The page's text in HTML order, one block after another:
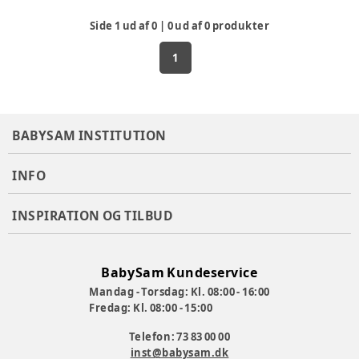
Side 1 ud af0 0ud af0 produkter
1
BABYSAM INSTITUTION
INFO
INSPIRATION OG TILBUD
BabySam Kundeservice
Mandag - Torsdag: Kl. 08:00 - 16:00
Fredag: Kl. 08:00 - 15:00
Telefon: 73 83 00 00
inst@babysam.dk